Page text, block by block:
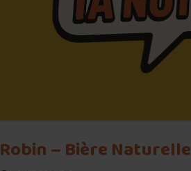
Robin – Bière Naturelle